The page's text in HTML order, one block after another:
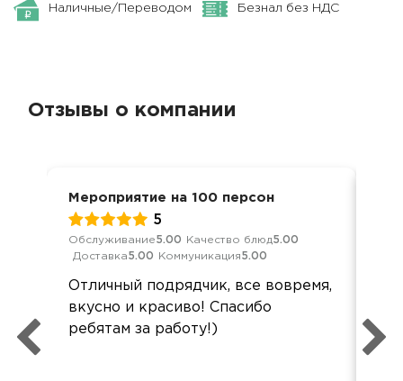
Наличные/Переводом Безнал без НДС
Отзывы о компании
Мероприятие на 100 персон
5
Обслуживание5.00 Качество блюд5.00
Доставка5.00 Коммуникация5.00
Отличный подрядчик, все вовремя,
вкусно и красиво! Спасибо
ребятам за работу!)